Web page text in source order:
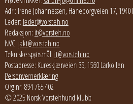
Adr.: Irene Johannessen, Haneborgveien 17,
Leder: leder@vorsteh.no
Redaksjon: it@vorsteh.no
NVC: jakt@vorsteh.no
Tekniske spørsmål: it@vorsteh.no
Postadresse: Kureskjærveien 35, 1560 Larkollen
Personvernerklæring
Org.nr: 894 765 402
© 2025 Norsk Vorstehhund klubb